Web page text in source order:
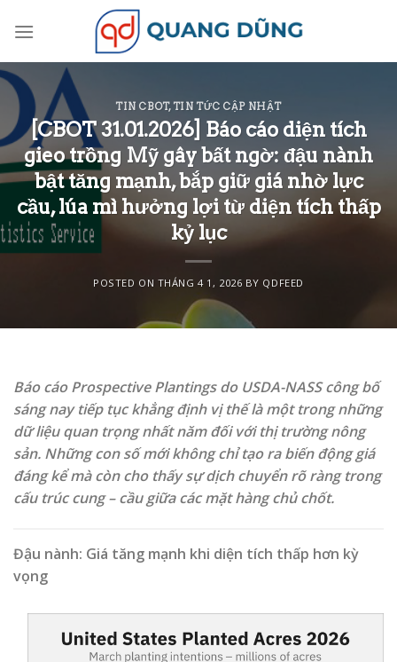
TIN CBOT, TIN TỨC CẬP NHẬT
[CBOT 31.01.2026] Báo cáo diện tích
gieo trồng Mỹ gây bất ngờ: đậu nành
bật tăng mạnh, bắp giữ giá nhờ lực
cầu, lúa mì hưởng lợi từ diện tích thấp
kỷ lục
POSTED ON THÁNG 4 1, 2026 BY QDFEED
Báo cáo Prospective Plantings do USDA-NASS công bố
sáng nay tiếp tục khẳng định vị thế là một trong những
dữ liệu quan trọng nhất năm đối với thị trường nông
sản. Những con số mới không chỉ tạo ra biến động giá
đáng kể mà còn cho thấy sự dịch chuyển rõ ràng trong
cấu trúc cung – cầu giữa các mặt hàng chủ chốt.
Đậu nành: Giá tăng mạnh khi diện tích thấp hơn kỳ
vọng